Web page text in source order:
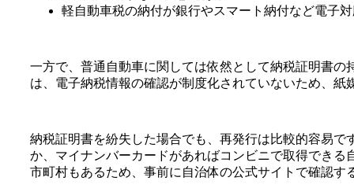
軽自動車税の納付が銀行やスマート納付など電子
一方で、普通自動車に関しては依然として納税証明書
は、電子納税情報の確認が制度化されていないため、紙
納税証明書を紛失した場合でも、再発行は比較的容易
か、マイナンバーカードがあればコンビニで取得でき
市町村もあるため、事前に自治体の公式サイトで確認す